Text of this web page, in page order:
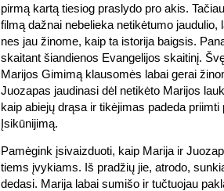
pirmą kartą tiesiog praslydo pro akis.
filmą dažnai nebelieka netikėtumo jaudulio,
nes jau žinome, kaip ta istorija baigsis.
skaitant šiandienos Evangelijos skaitinį.
Marijos Gimimą klausomės labai gerai
Juozapas jaudinasi dėl netikėto Marijos
kaip abiejų drąsa ir tikėjimas padeda
Įsikūnijimą.
Pamėgink įsivaizduoti, kaip Marija ir
tiems įvykiams. Iš pradžių jie, atrodo,
dedasi. Marija labai sumišo ir tučtuojau